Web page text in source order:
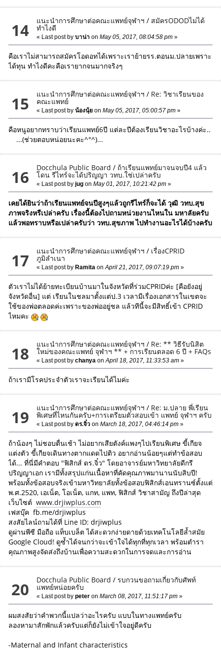
14 แนะนำการศึกษาต่อคณะแพทย์จุฬาฯ / สมัครODODไม่ได้
ทำไงดี
« Last post byบาน่าon May 05, 2017, 08:04:58 pm »
คือเราไม่สามารถสมัครโอดอทได้เพราะเราย้ายรร.ตอนม.ปลายเพราะ
ได้ทุน ทำไงดีคะคือเรายากจนมากจริงๆ
15 แนะนำการศึกษาต่อคณะแพทย์จุฬาฯ / Re: วิชาเรียนของ
คณะแพทย์
« Last post byน้องนุ้ยon May 05, 2017, 05:00:57 pm »
คือหนูอยากทราบว่าเรียนแพทย์6ปี แต่ละปีต้องเรียนวิชาอะไรบ้างค่ะ..
...(ช่วยตอบหน่อยนะคะ^°^)...
16 Docchula Public Board / ถ้าเรียนแพทย์มาจนจบปี4 แล้ว
โดน รีไทร์จะได้ปริญญา วทบ.ใช่เปล่าครับ
« Last post byjugon May 01, 2017, 10:21:42 pm »
เคยได้ยินว่าถ้าเรียนแพทย์จนปีสูงๆแล้วถูกรีไทร์ก็จะได้ วุฒิ วทบ.สุข
ภาพจริงหรืเปล่าครับ เรื่องนี้ต้องไปถามหน่วยงานไหนใน มหาลัยครับ
แล้วพอทราบหรือเปล่าครับว่า วทบ.สุขภาพ ไปทำงานอะไรได้บ้างครับ
17 แนะนำการศึกษาต่อคณะแพทย์จุฬาฯ / เรื่องCPRID
ภูมิลำเนา
« Last post by Ramitaon April 21, 2017, 09:07:19 pm »
ตัวเราไม่ได้ย้ายทะเบียนบ้านมาในจังหวัดที่ร่วมCPRIDค่ะ [คือยังอยู่
จังหวัดอื่น] แต่ เรียนในชลมาตั้งแต่ป.3 เวลามีเรื่องเอกสารในเขตจะ
ใช้ของพ่อตลอดค่ะเพราะของพ่ออยู่ชล แล้วทีนี้จะมีสิทธิ์เข้า CPRID
ไหมคะ
18 แนะนำการศึกษาต่อคณะแพทย์จุฬาฯ / Re: ** วิธีรับนิสิต
ใหม่ของคณะแพทย์ จุฬาฯ ** + การเรียนตลอด 6 ปี + FAQs
« Last post bychanyaon April 18, 2017, 11:33:53 am »
ถ้าเรามีโรคประจำตัวเราจะเรียนได้ไมค่ะ
19 แนะนำการศึกษาต่อคณะแพทย์จุฬาฯ / Re: ม.ปลาย พี่เรียน
พิเศษที่ไหนกันครับ+การเตรียมตัวสอบเข้า แพทย์ จุฬาฯ ครับ
« Last post byดร.จิ๋วon March 18, 2017, 04:46:14 pm »
ถ้าน้องๆ ไม่ชอบตื่นเช้า ไม่อยากเสียตังค์แพงๆไปเรียนพิเศษ ขี้เกียจ
แต่งตัว ขี้เกียจเดินทางตากแดดไปติว อยากอ่านน้อยๆแต่ทำข้อสอบ
ได้... ที่นี่มีคำตอบ "ฟิสิกส์ ดร.จิ๋ว" โดยอาจารย์มหาวิทยาลัยดีกรี
ปริญญาเอก เรามีทั้งสรุปแก่นเนื้อหาที่คัดคุณภาพมานานนับสิบปี!
พร้อมทั้งข้อสอบจริงเข้ามหาวิทยาลัยทั้ง​ข้อสอบฟิสิกส์เอนทรานซ์ตั้งแต่
พ.ศ.2520, เอเน็ต, โอเน็ต, แกท, แพท, ฟิสิกส์ วิชาสามัญ ถึงปีล่าสุด
เว็บไซต์ www.drjiwplus.com
เฟสบุ๊ค fb.me/drjiwplus
สงสัยไลน์ถามได้ที่ Line ID: drjiwplus
ดูผ่านพีซี มือถือ แท็บเบล็ต ได้สะดวกง่ายดายด้วยเทคโนโลยีล้ำสมัย
Google Cloud! ดูซ้ำได้จนกว่าจะเข้าใจได้ทุกที่ทุกเวลา พร้อมตำรา
คุณภาพสูงจัดส่งถึงบ้านเพื่อความสะดวกในการจดและการอ่าน
20 Docchula Public Board /รบกวนขอถามเกี่ยวกับศัพท์
แพทย์หน่อยครับ
« Last post bypeteron March 08, 2017, 11:51:17 pm »
ผมสงสัยว่าคำพวกนี้แปลว่าอะไรครับ แบบในทางแพทย์ครับ
ลองหามาสักพักแล้วครับแต่ก็ยังไม่เข้าใจอยู่ดีครับ
-Maternal and Infant characteristics